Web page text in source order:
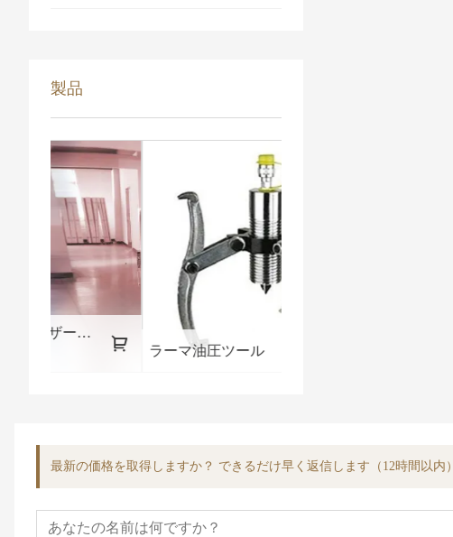
製品
ラーマ油圧ツール
最新の価格を取得しますか？ できるだけ早く返信します（12時間以内）